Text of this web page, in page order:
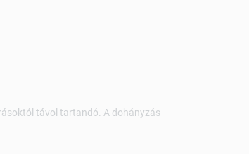
távol tartandó. A dohányzás